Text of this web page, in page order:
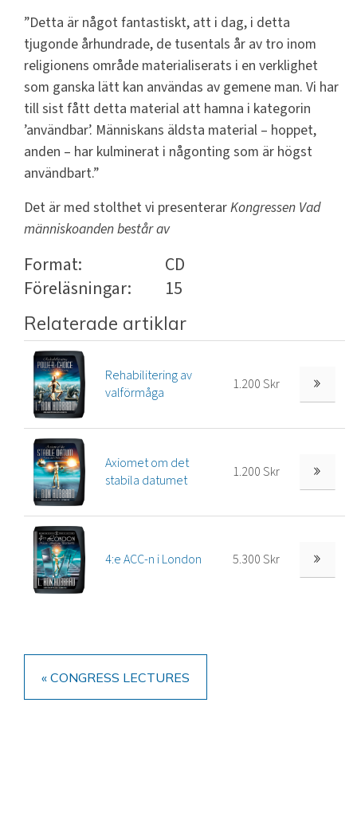
”Detta är något fantastiskt, att i dag, i detta
tjugonde århundrade, de tusentals år av tro inom
religionens område materialiserats i en verklighet
som ganska lätt kan användas av gemene man. Vi har
till sist fått detta material att hamna i kategorin
’användbar’. Människans äldsta material – hoppet,
anden – har kulminerat i någonting som är högst
användbart.”
Det är med stolthet vi presenterarKongressen Vad
människoanden består av
Format:
CD
Föreläsningar:
15
Relaterade artiklar
Rehabilitering av
valförmåga
1.200 Skr
Axiomet om det
stabila datumet
1.200 Skr
4:e ACC-n i London 5.300 Skr
« CONGRESS LECTURES